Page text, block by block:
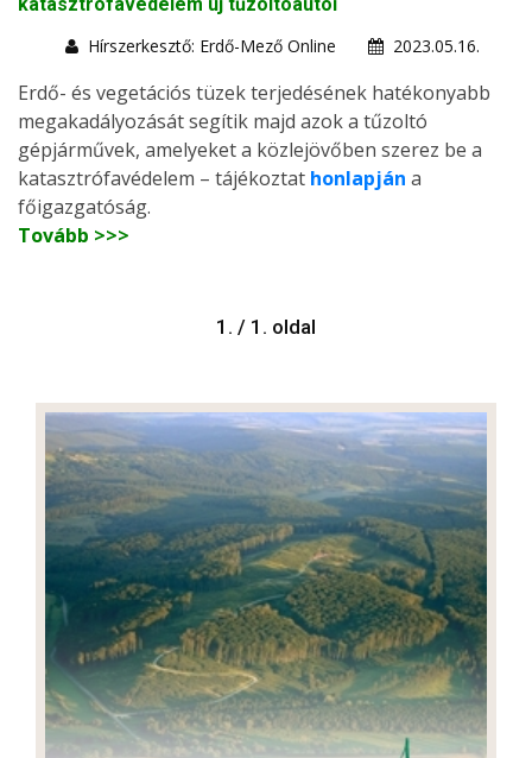
Hírszerkesztő: Erdő-Mező Online
2023.05.16.
Erdő- és vegetációs tüzek terjedésének hatékonyabb
megakadályozását segítik majd azok a tűzoltó
gépjárművek, amelyeket a közlejövőben szerez be a
katasztrófavédelem – tájékoztat honlapján a
főigazgatóság.
Tovább >>>
1. / 1. oldal